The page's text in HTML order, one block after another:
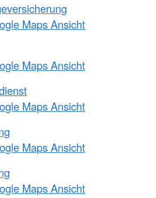
Maps Ansicht
Maps Ansicht
Maps Ansicht
Maps Ansicht
Maps Ansicht